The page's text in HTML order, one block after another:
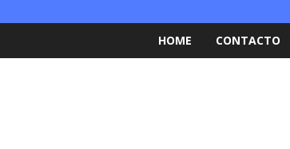
HOME CONTACTO